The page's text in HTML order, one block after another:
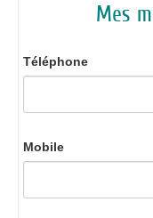
Mes
Téléphone
Mobile